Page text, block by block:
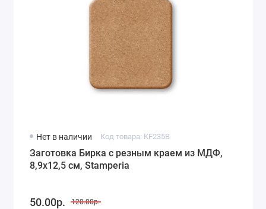
Нет в наличии Код товара: KF235B
Заготовка Бирка с резным краем из МДФ,
8,9x12,5 см, Stamperia
50.00р. 120.00р.